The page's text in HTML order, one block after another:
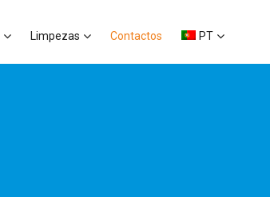
Limpezas Contactos PT